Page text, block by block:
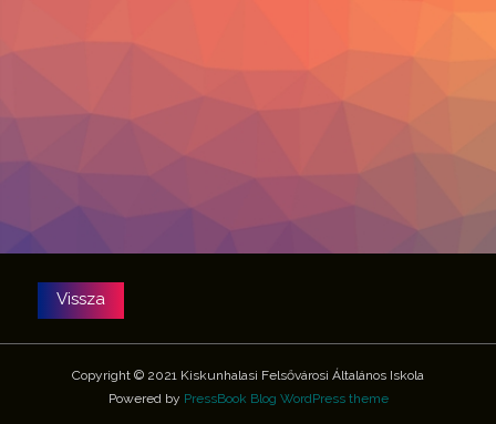
Copyright © 2021 Kiskunhalasi Felsővárosi Általános Iskola
Powered by PressBook Blog WordPress theme